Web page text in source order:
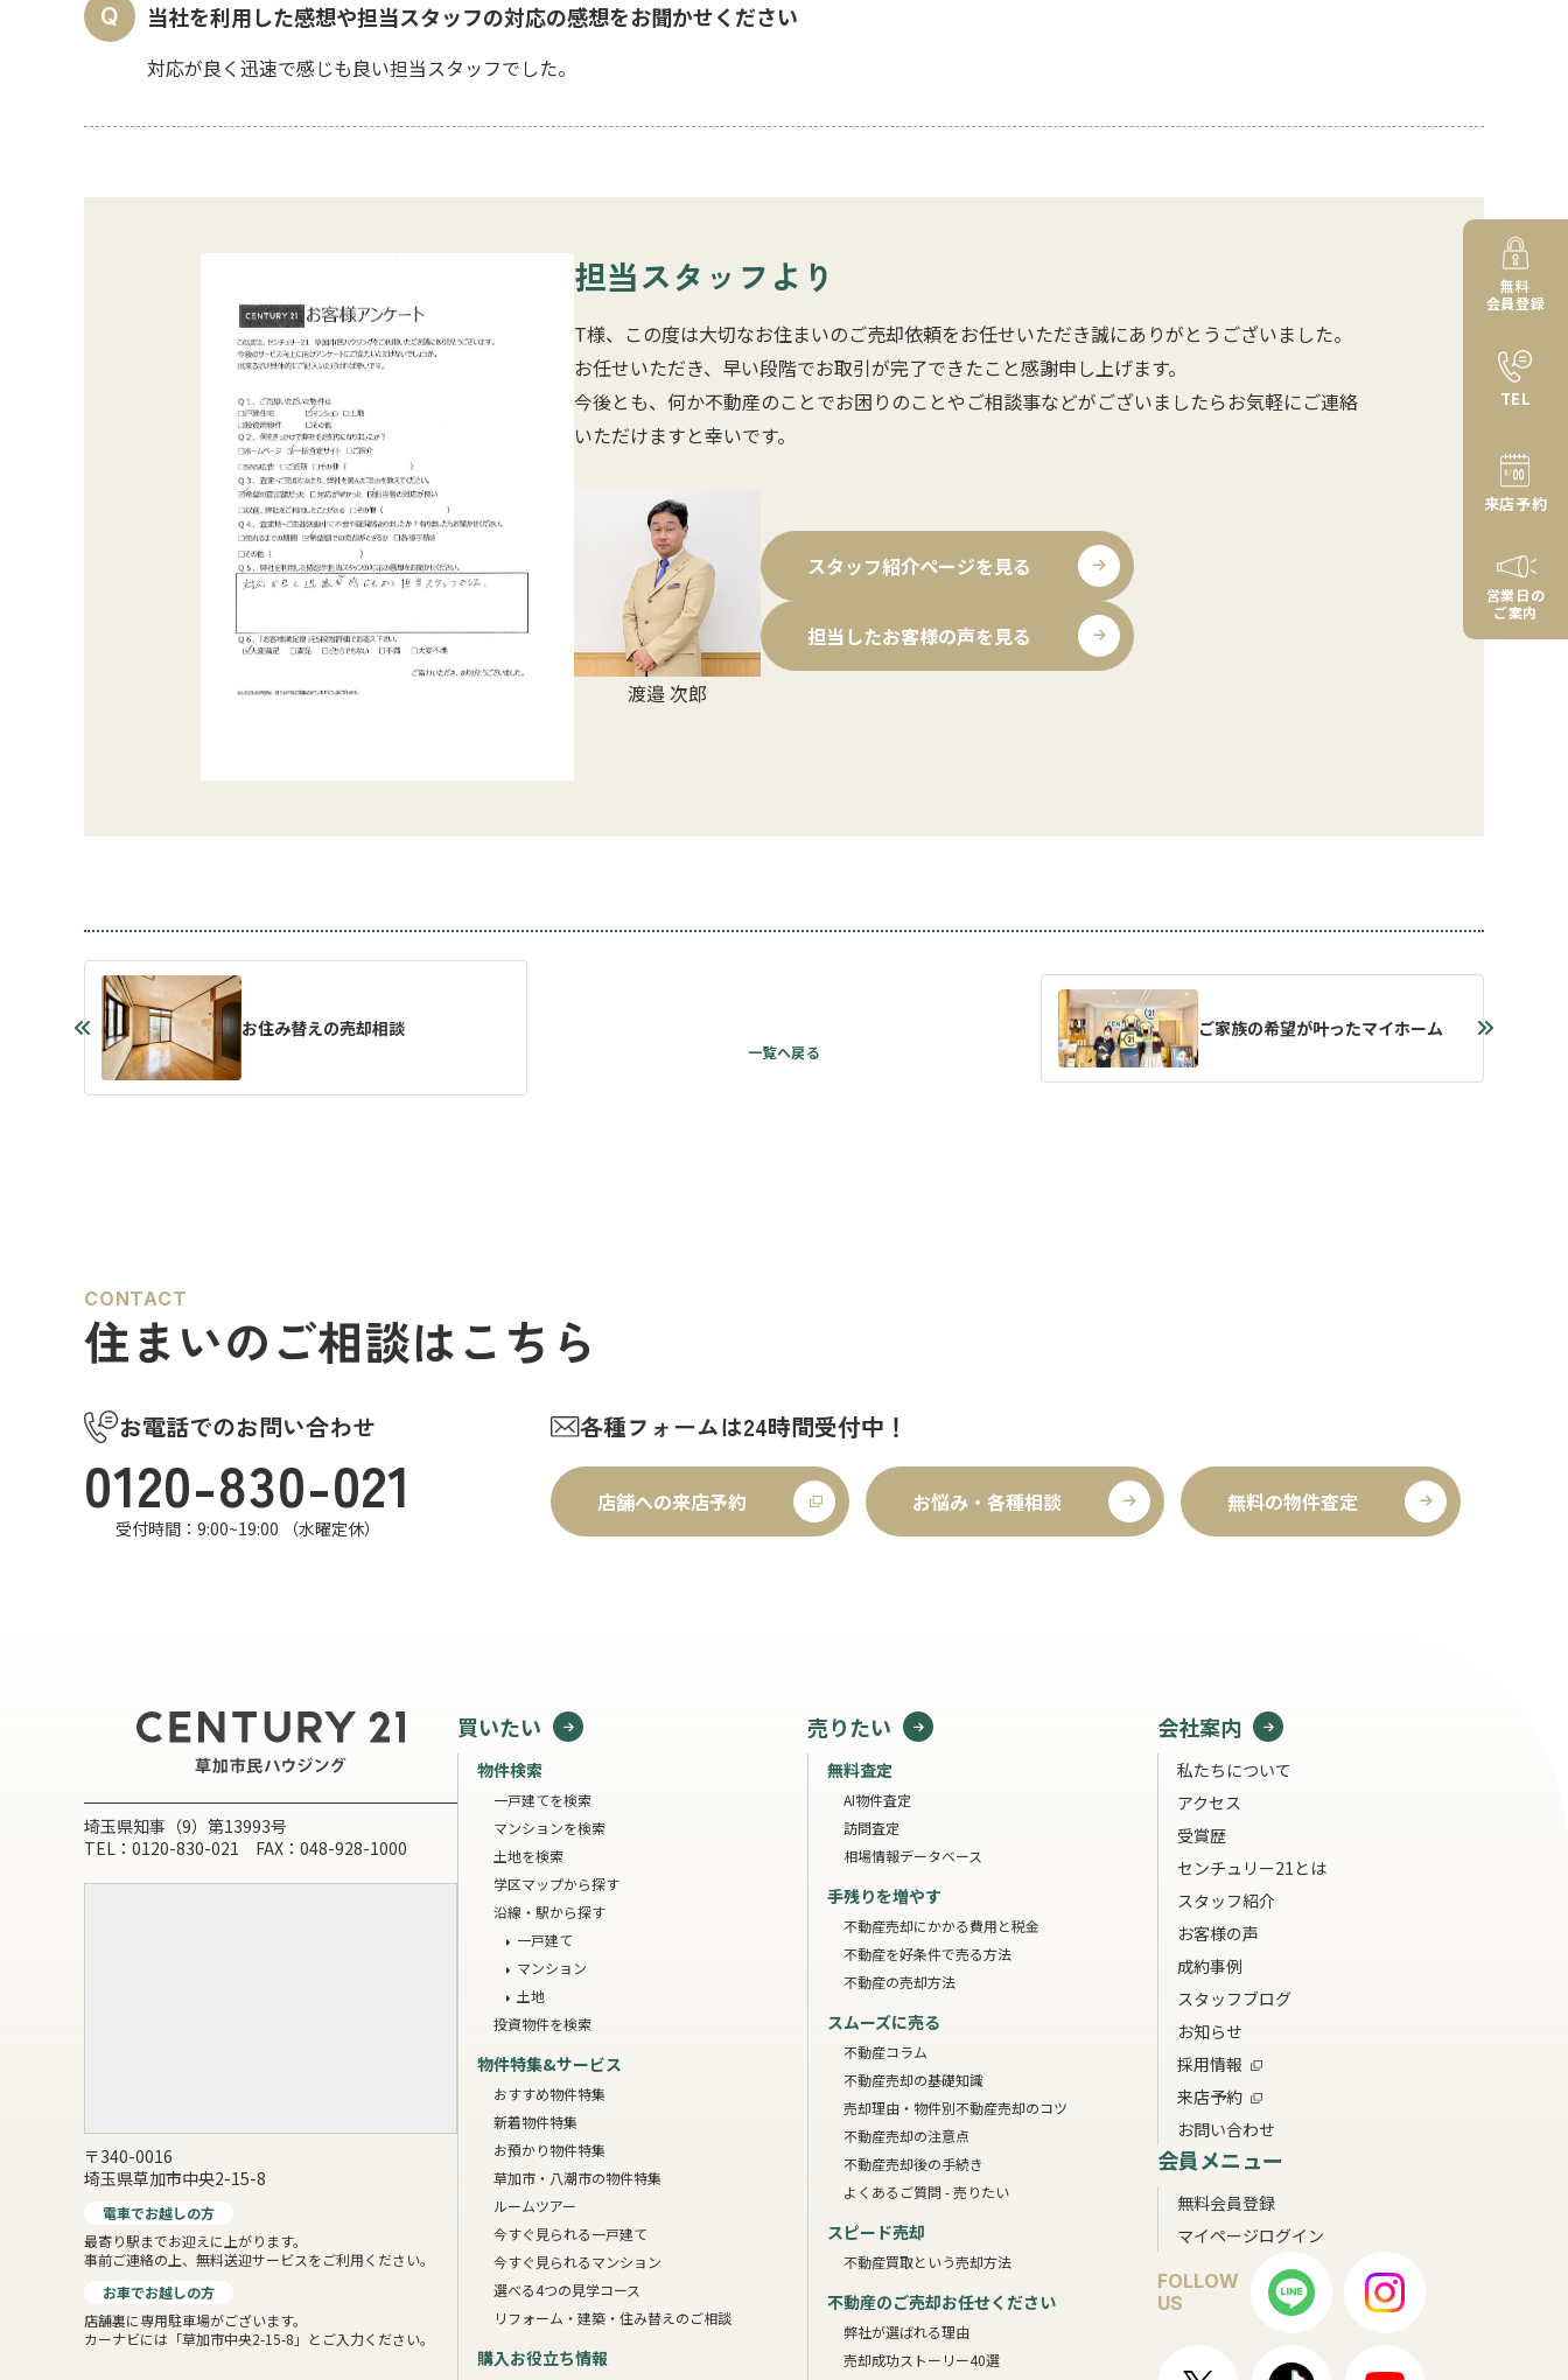
当社を利用した感想や担当スタッフの対応の感想をお聞かせください
対応が良く迅速で感じも良い担当スタッフでした。
担当スタッフより
T様、この度は大切なお住まいのご売却依頼をお任せいただき誠にありがとうございました。
お任せいただき、早い段階でお取引が完了できたこと感謝申し上げます。
今後とも、何か不動産のことでお困りのことやご相談事などがございましたらお気軽にご連絡
いただけますと幸いです。
渡邉 次郎
スタッフ紹介ページを見る
担当したお客様の声を見る
お住み替えの売却相談 ご家族の希望が叶ったマイホーム
CONTACT
住まいのご相談はこちら
お電話でのお問い合わせ
0120-830-021
受付時間：9:00~19:00 （水曜定休）
各種フォームは24時間受付中！
店舗への来店予約 お悩み・各種相談 無料の物件査定
埼玉県知事（9）第13993号
TEL：0120-830-021 FAX：048-928-1000
〒340-0016
埼玉県草加市中央2-15-8
電車でお越しの方
最寄り駅までお迎えに上がります。
事前ご連絡の上、無料送迎サービスをご利用ください。
お車でお越しの方
店舗裏に専用駐車場がございます。
カーナビには「草加市中央2-15-8」とご入力ください。
買いたい
物件検索
一戸建てを検索
マンションを検索
土地を検索
学区マップから探す
沿線・駅から探す
一戸建て
マンション
土地
投資物件を検索
物件特集&サービス
おすすめ物件特集
新着物件特集
お預かり物件特集
草加市・八潮市の物件特集
ルームツアー
今すぐ見られる一戸建て
今すぐ見られるマンション
選べる4つの見学コース
リフォーム・建築・住み替えのご相談
購入お役立ち情報
売りたい
無料査定
AI物件査定
訪問査定
相場情報データベース
手残りを増やす
不動産売却にかかる費用と税金
不動産を好条件で売る方法
不動産の売却方法
スムーズに売る
不動産コラム
不動産売却の基礎知識
売却理由・物件別不動産売却のコツ
不動産売却の注意点
不動産売却後の手続き
よくあるご質問 - 売りたい
スピード売却
不動産買取という売却方法
不動産のご売却お任せください
弊社が選ばれる理由
売却成功ストーリー40選
会社案内
私たちについて
アクセス
受賞歴
センチュリー21とは
スタッフ紹介
お客様の声
成約事例
スタッフブログ
お知らせ
採用情報
来店予約
お問い合わせ
会員メニュー
無料会員登録
マイページログイン
FOLLOW
US
無料
会員登録
TEL
来店予約
営業日の
ご案内